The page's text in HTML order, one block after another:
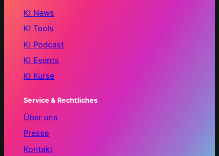
KI News
KI Tools
KI Podcast
KI Events
KI Kurse
Service & Rechtliches
Über uns
Presse
Kontakt